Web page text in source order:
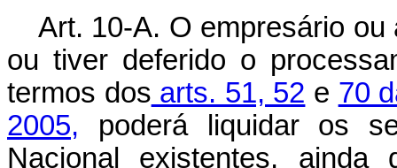
Art. 10-A. O empresário
ou tiver deferido o
termos dos arts. 51, 52 e 70
2005, poderá liquidar os
Nacional existentes,